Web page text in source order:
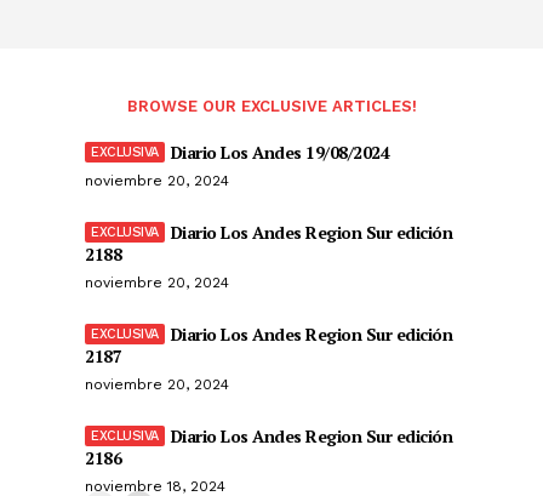
BROWSE OUR EXCLUSIVE ARTICLES!
Diario Los Andes 19/08/2024
noviembre 20, 2024
Diario Los Andes Region Sur edición
2188
noviembre 20, 2024
Diario Los Andes Region Sur edición
2187
noviembre 20, 2024
Diario Los Andes Region Sur edición
2186
noviembre 18, 2024